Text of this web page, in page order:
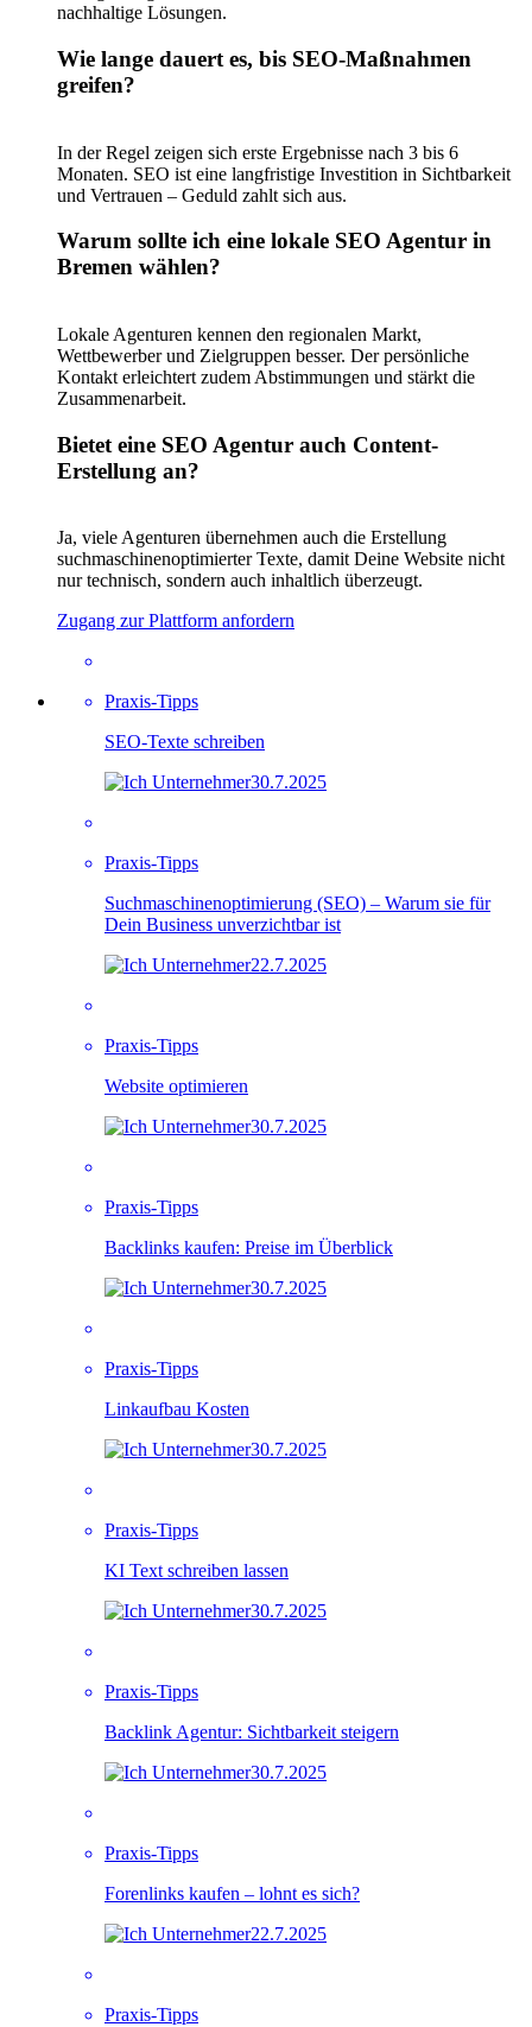
nachhaltige Lösungen.
Wie lange dauert es, bis SEO-Maßnahmen
greifen?
In der Regel zeigen sich erste Ergebnisse nach 3 bis 6
Monaten. SEO ist eine langfristige Investition in Sichtbarkeit
und Vertrauen – Geduld zahlt sich aus.
Warum sollte ich eine lokale SEO Agentur in
Bremen wählen?
Lokale Agenturen kennen den regionalen Markt,
Wettbewerber und Zielgruppen besser. Der persönliche
Kontakt erleichtert zudem Abstimmungen und stärkt die
Zusammenarbeit.
Bietet eine SEO Agentur auch Content-
Erstellung an?
Ja, viele Agenturen übernehmen auch die Erstellung
suchmaschinenoptimierter Texte, damit Deine Website nicht
nur technisch, sondern auch inhaltlich überzeugt.
Zugang zur Plattform anfordern
Praxis-Tipps
SEO-Texte schreiben
30.7.2025
Praxis-Tipps
Suchmaschinenoptimierung (SEO) – Warum sie für
Dein Business unverzichtbar ist
22.7.2025
Praxis-Tipps
Website optimieren
30.7.2025
Praxis-Tipps
Backlinks kaufen: Preise im Überblick
30.7.2025
Praxis-Tipps
Linkaufbau Kosten
30.7.2025
Praxis-Tipps
KI Text schreiben lassen
30.7.2025
Praxis-Tipps
Backlink Agentur: Sichtbarkeit steigern
30.7.2025
Praxis-Tipps
Forenlinks kaufen – lohnt es sich?
22.7.2025
Praxis-Tipps